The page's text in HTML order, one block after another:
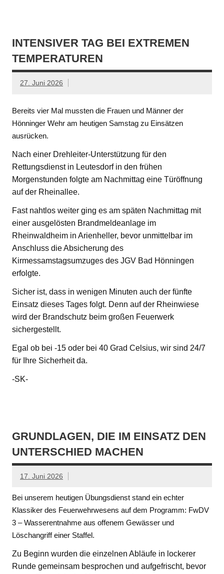
INTENSIVER TAG BEI EXTREMEN
TEMPERATUREN
27. Juni 2026
Bereits vier Mal mussten die Frauen und Männer der
Hönninger Wehr am heutigen Samstag zu Einsätzen
ausrücken.
Nach einer Drehleiter-Unterstützung für den
Rettungsdienst in Leutesdorf in den frühen
Morgenstunden folgte am Nachmittag eine Türöffnung
auf der Rheinallee.
Fast nahtlos weiter ging es am späten Nachmittag mit
einer ausgelösten Brandmeldeanlage im
Rheinwaldheim in Arienheller, bevor unmittelbar im
Anschluss die Absicherung des
Kirmessamstagsumzuges des JGV Bad Hönningen
erfolgte.
Sicher ist, dass in wenigen Minuten auch der fünfte
Einsatz dieses Tages folgt. Denn auf der Rheinwiese
wird der Brandschutz beim großen Feuerwerk
sichergestellt.
Egal ob bei -15 oder bei 40 Grad Celsius, wir sind 24/7
für Ihre Sicherheit da.
-SK-
GRUNDLAGEN, DIE IM EINSATZ DEN
UNTERSCHIED MACHEN
17. Juni 2026
Bei unserem heutigen Übungsdienst stand ein echter
Klassiker des Feuerwehrwesens auf dem Programm: FwDV
3 – Wasserentnahme aus offenem Gewässer und
Löschangriff einer Staffel.
Zu Beginn wurden die einzelnen Abläufe in lockerer
Runde gemeinsam besprochen und aufgefrischt, bevor